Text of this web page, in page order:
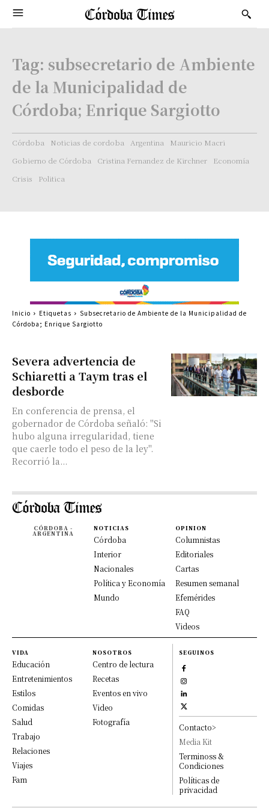
Tag: subsecretario de Ambiente
de la Municipalidad de
Córdoba; Enrique Sargiotto
Córdoba Noticias de cordoba Argentina
Mauricio Macri
Gobierno de Córdoba
Cristina Fernandez de Kirchner
Economía
Crisis
Politica
Severa advertencia de
Schiaretti a Taym tras el
desborde
En conferencia de prensa, el
gobernador de Córdoba señaló: "Si
hubo alguna irregularidad, tiene
que caerle todo el peso de la ley".
Recorrió la...
Inicio Etiquetas
Subsecretario de Ambiente de la Municipalidad de
Córdoba; Enrique Sargiotto
CÓRDOBA -
ARGENTINA
NOTICIAS
Córdoba
Interior
Nacionales
Política y Economía
Mundo
OPINION
Columnistas
Editoriales
Cartas
Resumen semanal
Efemérides
FAQ
Videos
VIDA
Educación
Entretenimientos
Estilos
Comidas
Salud
Trabajo
Relaciones
Viajes
Fam
NOSOTROS
Centro de lectura
Recetas
Eventos en vivo
Video
Fotografía
SEGUINOS
Contacto>
Media Kit
Terminoss &
Condiciones
Políticas de
privacidad